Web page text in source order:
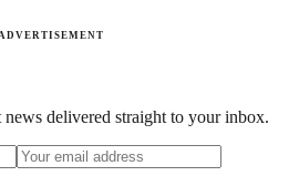
news delivered straight to your inbox.